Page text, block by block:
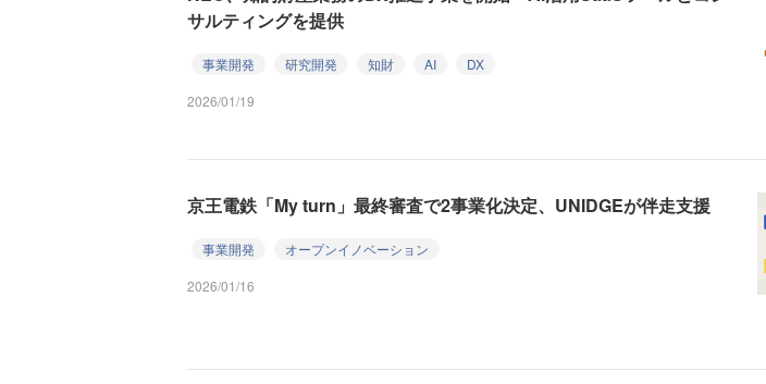
サルティングを提供
事業開発 研究開発 知財 AI
DX
2026/01/19
京王電鉄「My turn」最終審査で2事業化決定、UNIDGEが伴走支援
事業開発
オープンイノベーション
2026/01/16